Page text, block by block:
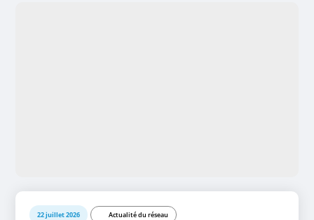
22 juillet 2026 Actualité du réseau